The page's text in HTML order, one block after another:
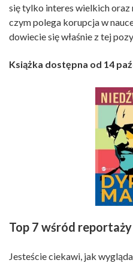
się tylko interes wielkich
czym polega korupcja w
dowiecie się właśnie z tej
Książka dostępna od 14
Top 7 wśród reportaży
Jesteście ciekawi, jak